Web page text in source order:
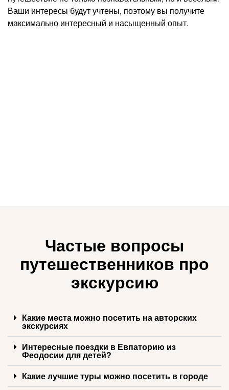
Ваши интересы будут учтены, поэтому вы получите
максимально интересный и насыщенный опыт.
Частые вопросы
путешественников про
экскурсию
Какие места можно посетить на авторских
экскурсиях
Интересные поездки в Евпаторию из
Феодосии для детей?
Какие лучшие туры можно посетить в городе